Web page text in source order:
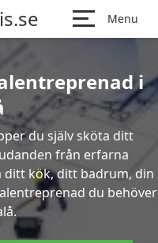
Menu
i
du själv sköta ditt
från erfarna
ditt kök, ditt badrum, din
du behöver